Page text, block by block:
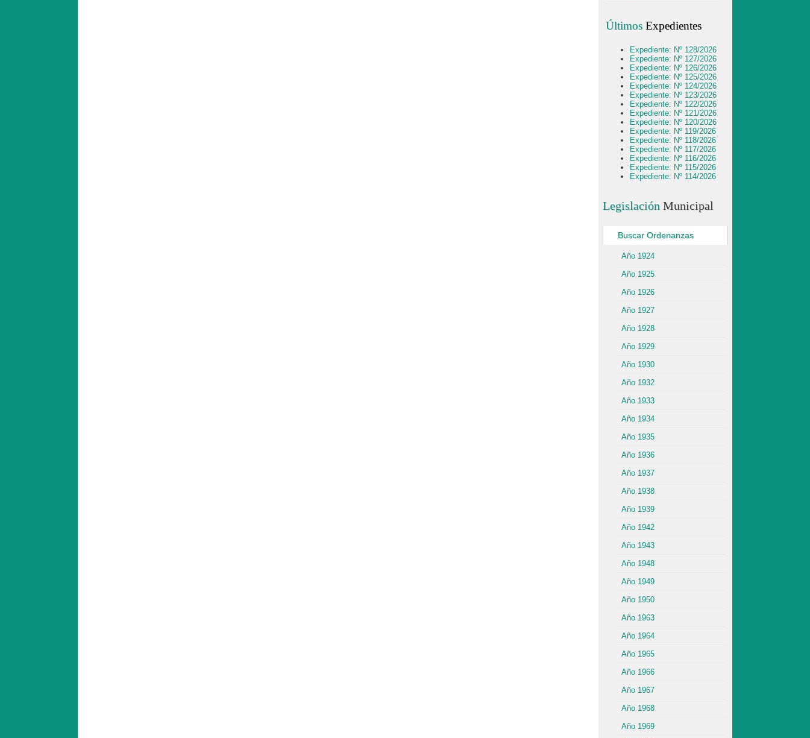
ÚltimosExpedientes
Expediente: Nº 128/2026
Expediente: Nº 127/2026
Expediente: Nº 126/2026
Expediente: Nº 125/2026
Expediente: Nº 124/2026
Expediente: Nº 123/2026
Expediente: Nº 122/2026
Expediente: Nº 121/2026
Expediente: Nº 120/2026
Expediente: Nº 119/2026
Expediente: Nº 118/2026
Expediente: Nº 117/2026
Expediente: Nº 116/2026
Expediente: Nº 115/2026
Expediente: Nº 114/2026
Legislación Municipal
Buscar Ordenanzas
Año 1924
Año 1925
Año 1926
Año 1927
Año 1928
Año 1929
Año 1930
Año 1932
Año 1933
Año 1934
Año 1935
Año 1936
Año 1937
Año 1938
Año 1939
Año 1942
Año 1943
Año 1948
Año 1949
Año 1950
Año 1963
Año 1964
Año 1965
Año 1966
Año 1967
Año 1968
Año 1969